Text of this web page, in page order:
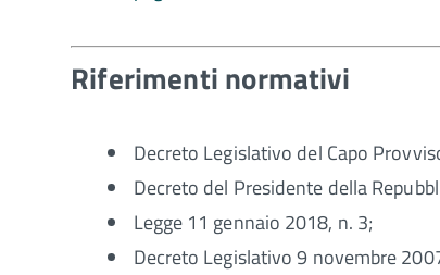
Riferimenti normativi
Decreto Legislativo del Capo
Decreto del Presidente della
Legge 11 gennaio 2018, n. 3;
Decreto Legislativo 9 novembre